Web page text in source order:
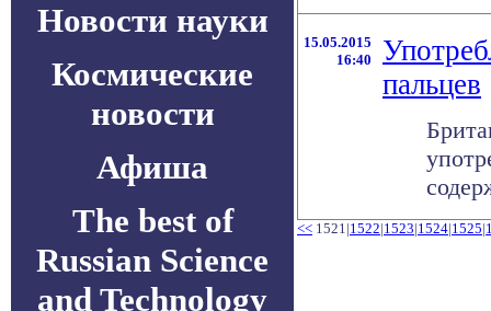
Новости науки
Космические
новости
Афиша
The best of
Russian Science
and Technology
15.05.2015
16:40
пальцев
<< 1521|1522|1523|1524|1525|